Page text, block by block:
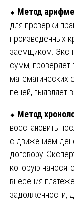
⬥ Метод
для проверки
произведенных
заемщиком.
сумм, проверяет
математических
пеней, выявляет
⬥ Метод
восстановить
с движением
договору.
которую
внесения
задолженности,